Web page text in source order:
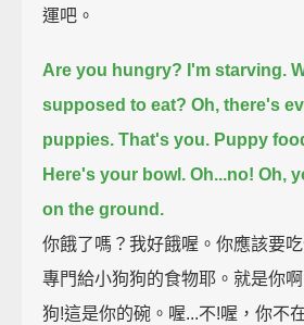
運吧。
Are you hungry? I'm starving.
supposed to eat? Oh, there's
puppies. That's you. Puppy
Here's your bowl. Oh...no! Oh,
on the ground.
你餓了嗎？我好餓喔。你應該要
專門給小狗狗的食物耶。就是你
狗!這是你的碗。喔...不!喔，你不